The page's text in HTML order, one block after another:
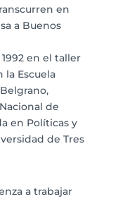
en
a Buenos
en el taller
la Escuela
de
en Políticas y
de Tres
a trabajar